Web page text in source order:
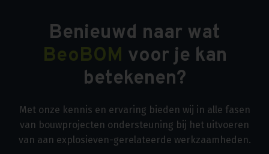
Benieuwd naar wat
BeoBOM voor je kan
betekenen?
Met onze kennis en ervaring bieden wij in alle fasen
van bouwprojecten ondersteuning bij het uitvoeren
van aan explosieven-gerelateerde werkzaamheden.